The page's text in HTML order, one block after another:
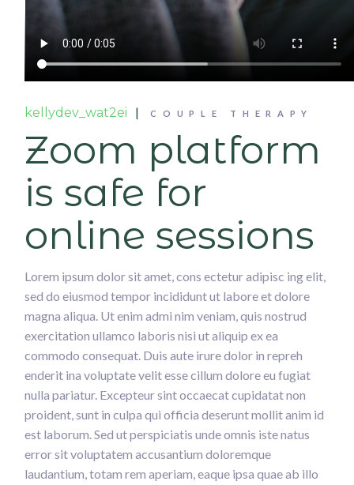
kellydev_wat2ei COUPLE THERAPY
Zoom platform
is safe for
online sessions
Lorem ipsum dolor sit amet, cons ectetur adipisc ing elit,
sed do eiusmod tempor incididunt ut labore et dolore
magna aliqua. Ut enim admi nim veniam, quis nostrud
exercitation ullamco laboris nisi ut aliquip ex ea
commodo consequat. Duis aute irure dolor in repreh
enderit ina voluptate velit esse cillum dolore eu fugiat
nulla pariatur. Excepteur sint occaecat cupidatat non
proident, sunt in culpa qui officia deserunt mollit anim id
est laborum. Sed ut perspiciatis unde omnis iste natus
error sit voluptatem accusantium doloremque
laudantium, totam rem aperiam, eaque ipsa quae ab illo